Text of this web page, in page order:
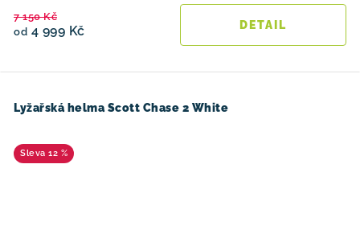
od 4 999 Kč
7 150 Kč
Lyžařská helma Scott Chase 2 White
12 %